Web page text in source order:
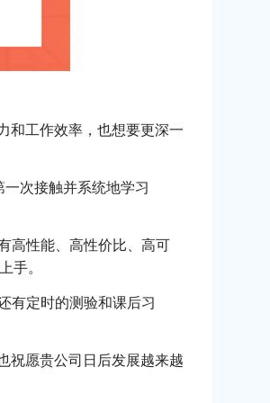
和工作效率，也想要更深一
次接触并系统地学习
高性能、高性价比、高可
手。
有定时的测验和课后习
祝愿贵公司日后发展越来越